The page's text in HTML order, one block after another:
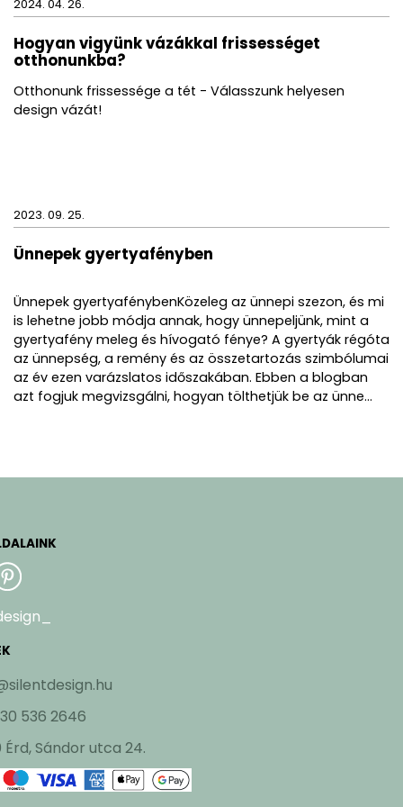
2024. 04. 26.
Hogyan vigyünk vázákkal frissességet
otthonunkba?
Otthonunk frissessége a tét - Válasszunk helyesen
design vázát!
2023. 09. 25.
Ünnepek gyertyafényben
Ünnepek gyertyafénybenKözeleg az ünnepi szezon, és mi
is lehetne jobb módja annak, hogy ünnepeljünk, mint a
gyertyafény meleg és hívogató fénye? A gyertyák régóta
az ünnepség, a remény és az összetartozás szimbólumai
az év ezen varázslatos időszakában. Ebben a blogban
azt fogjuk megvizsgálni, hogyan tölthetjük be az ünne...
536 2646
Érd, Sándor utca 24.